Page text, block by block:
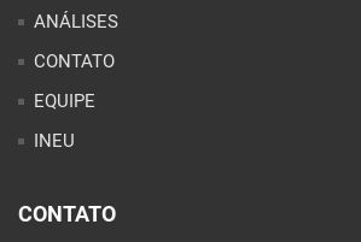
ANÁLISES
CONTATO
EQUIPE
INEU
CONTATO